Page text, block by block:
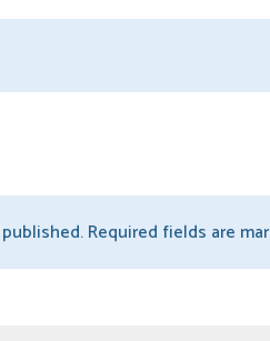
Required fields are